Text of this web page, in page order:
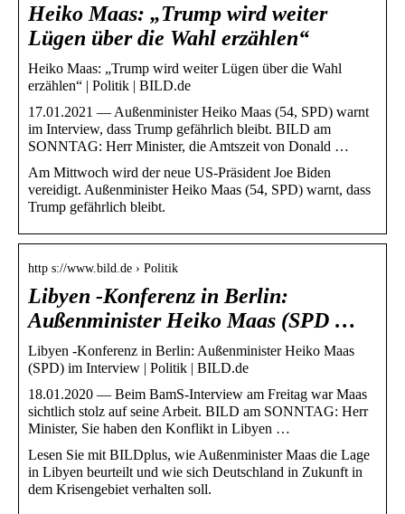
Heiko Maas: „Trump wird weiter
Lügen über die Wahl erzählen“
Heiko Maas: „Trump wird weiter Lügen über die Wahl
erzählen“ | Politik | BILD.de
17.01.2021 — Außenminister Heiko Maas (54, SPD) warnt
im Interview, dass Trump gefährlich bleibt. BILD am
SONNTAG: Herr Minister, die Amtszeit von Donald …
Am Mittwoch wird der neue US-Präsident Joe Biden
vereidigt. Außenminister Heiko Maas (54, SPD) warnt, dass
Trump gefährlich bleibt.
http s://www.bild.de › Politik
Libyen -Konferenz in Berlin:
Außenminister Heiko Maas (SPD …
Libyen -Konferenz in Berlin: Außenminister Heiko Maas
(SPD) im Interview | Politik | BILD.de
18.01.2020 — Beim BamS-Interview am Freitag war Maas
sichtlich stolz auf seine Arbeit. BILD am SONNTAG: Herr
Minister, Sie haben den Konflikt in Libyen …
Lesen Sie mit BILDplus, wie Außenminister Maas die Lage
in Libyen beurteilt und wie sich Deutschland in Zukunft in
dem Krisengebiet verhalten soll.